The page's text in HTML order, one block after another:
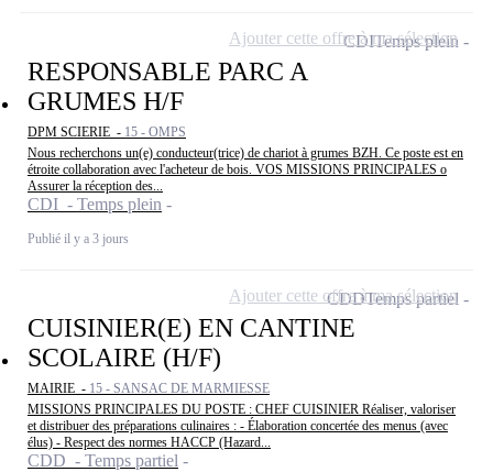
RESPONSABLE PARC A
GRUMES H/F
DPM SCIERIE - 15 - OMPS
Nous recherchons un(e) conducteur(trice) de chariot à grumes BZH. Ce poste est en
étroite collaboration avec l'acheteur de bois. VOS MISSIONS PRINCIPALES o
Assurer la réception des...
CDI - Temps plein
Publié il y a 3 jours
CDITemps plein
Ajouter cette offre à ma sélection
CUISINIER(E) EN CANTINE
SCOLAIRE (H/F)
MAIRIE - 15 - SANSAC DE MARMIESSE
MISSIONS PRINCIPALES DU POSTE : CHEF CUISINIER Réaliser, valoriser
et distribuer des préparations culinaires : - Élaboration concertée des menus (avec
élus) - Respect des normes HACCP (Hazard...
CDD - Temps partiel
CDDTemps partiel
Ajouter cette offre à ma sélection